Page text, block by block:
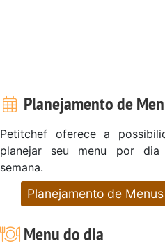
Planejamento de
Petitchef oferece a
planejar seu menu por
semana.
Planejamento de Menus
Menu do dia